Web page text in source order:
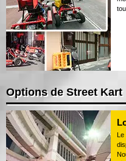
Options de Street Kart